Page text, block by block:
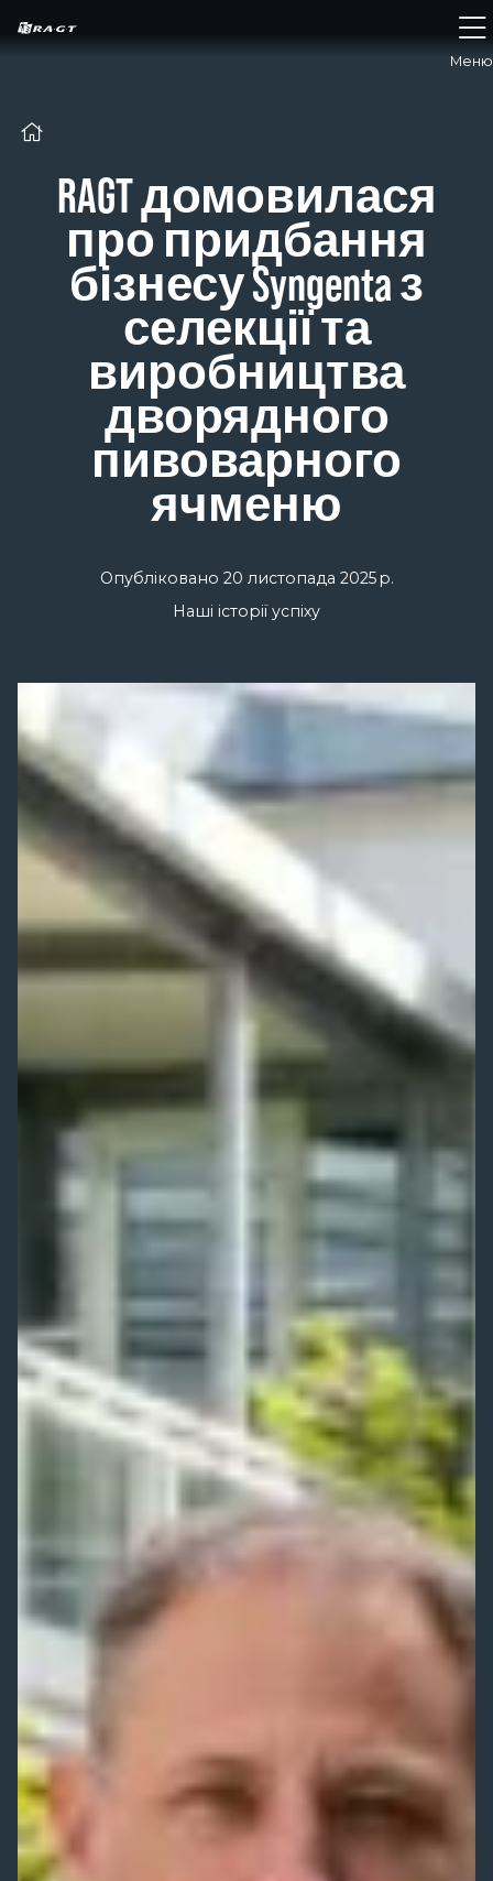
Панель керування кукі
Меню
RAGT домовилася
про придбання
бізнесу Syngenta з
селекції та
виробництва
дворядного
пивоварного
ячменю
Опубліковано 20 листопада 2025 р.
Наші історії успіху